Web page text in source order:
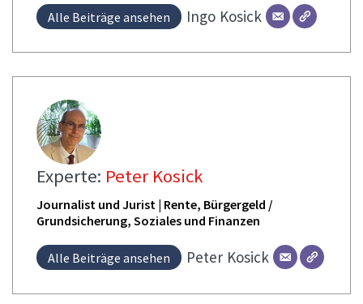
Alle Beiträge ansehen Ingo Kosick
Experte: Peter Kosick
Journalist und Jurist | Rente, Bürgergeld /
Grundsicherung, Soziales und Finanzen
Alle Beiträge ansehen Peter Kosick